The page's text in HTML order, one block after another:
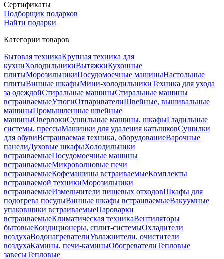
Сертификаты
Подборщик подарков
Найти подарки
Категории товаров
Бытовая техникаКрупная техника для
кухниХолодильникиВытяжкиКухонные
плитыМорозильникиПосудомоечные машиныНастольные
плитыВинные шкафыМини-холодильникиТехника для ухода
за одеждойСтиральные машиныСтиральные машины
встраиваемыеУтюгиОтпаривателиШвейные, вышивальные
машиныПромышленные швейные
машиныОверлокиСушильные машины, шкафыГладильные
системы, прессыМашинки для удаления катышковСушилки
для обувиВстраиваемая техника, оборудованиеВарочные
панелиДуховые шкафыХолодильники
встраиваемыеПосудомоечные машины
встраиваемыеМикроволновые печи
встраиваемыеКофемашины встраиваемыеКомплекты
встраиваемой техникиМорозильники
встраиваемыеИзмельчители пищевых отходовШкафы для
подогрева посудыВинные шкафы встраиваемыеВакуумные
упаковщики встраиваемыеПароварки
встраиваемыеКлиматическая техникаВентиляторы
бытовыеКондиционеры, сплит-системыОхладители
воздухаВодонагревателиУвлажнители, очистители
воздухаКамины, печи-каминыОбогревателиТепловые
завесыТепловые